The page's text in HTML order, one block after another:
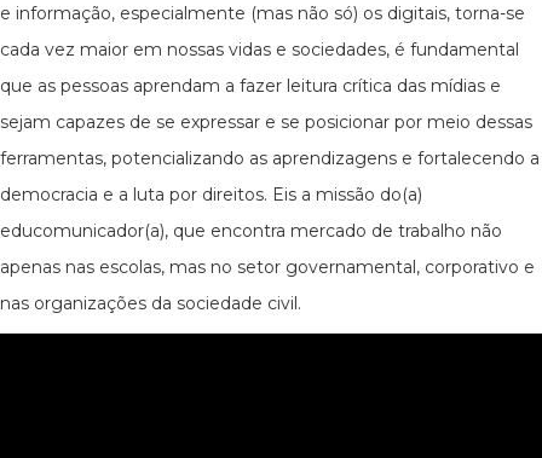
e informação, especialmente (mas não só) os digitais, torna-se
cada vez maior em nossas vidas e sociedades, é fundamental
que as pessoas aprendam a fazer leitura crítica das mídias e
sejam capazes de se expressar e se posicionar por meio dessas
ferramentas, potencializando as aprendizagens e fortalecendo a
democracia e a luta por direitos. Eis a missão do(a)
educomunicador(a), que encontra mercado de trabalho não
apenas nas escolas, mas no setor governamental, corporativo e
nas organizações da sociedade civil.